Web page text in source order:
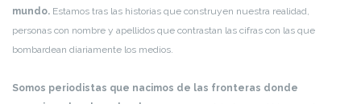
mundo. Estamos tras las historias que construyen nuestra realidad,
personas con nombre y apellidos que contrastan las cifras con las que
bombardean diariamente los medios.
Somos periodistas que nacimos de las fronteras donde